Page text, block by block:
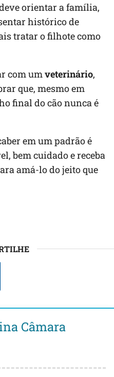
orientar a família,
histórico de
tratar o filhote como
com umveterinário,
que, mesmo em
final do cão nunca é
em um padrão é
bem cuidado e receba
amá-lo do jeito que
Câmara